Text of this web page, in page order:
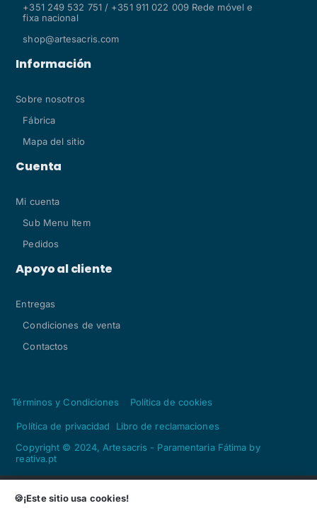
🍪¡Este sitio usa cookies!
+351 249 532 751 / +351 911 022 009 Rede móvel e
fixa nacional
shop@artesacris.com
Información
Sobre nosotros
Fábrica
Mapa del sitio
Cuenta
Mi cuenta
Sub Menu Item
Pedidos
Apoyo al cliente
Entregas
Condiciones de venta
Contactos
Términos y Condiciones Política de cookies
Política de privacidad
Libro de reclamaciones
Copyright © 2024, Artesacris - Paramentaria Fátima by
reativa.pt